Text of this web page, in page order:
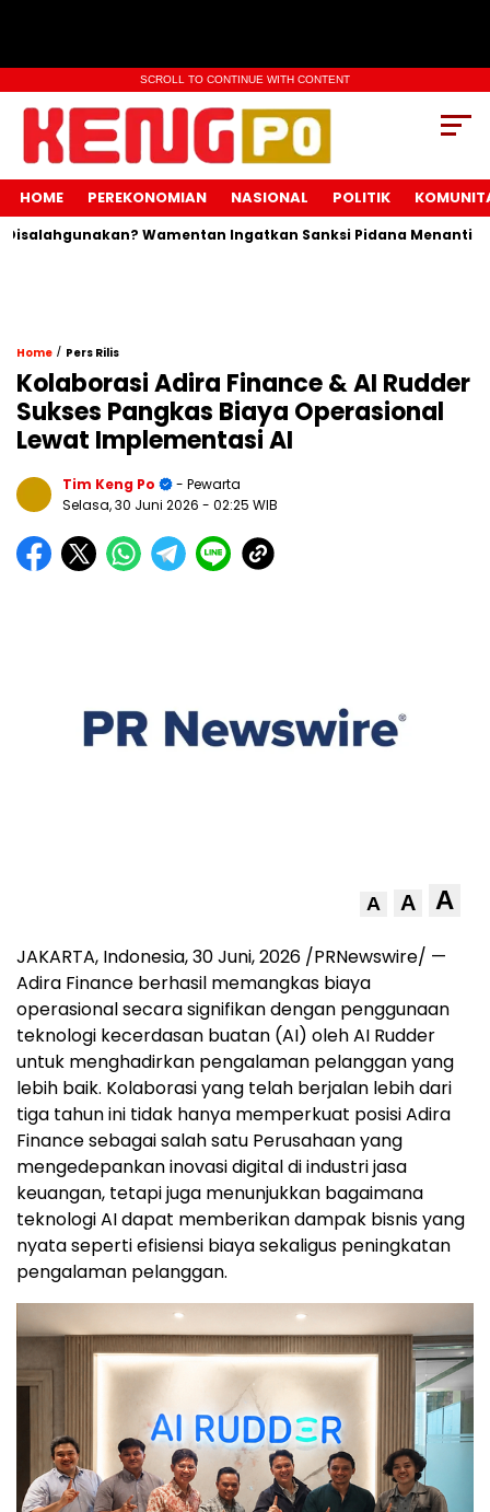
SCROLL TO CONTINUE WITH CONTENT
HOME PEREKONOMIAN NASIONAL POLITIK
Wamentan Ingatkan Sanksi Pidana Menanti
Home / Pers Rilis
Kolaborasi Adira Finance & AI Rudder
Sukses Pangkas Biaya Operasional
Lewat Implementasi AI
Tim Keng Po
- Pewarta
Selasa, 30 Juni 2026 - 02:25 WIB
A A A
JAKARTA, Indonesia,30 Juni, 2026 /PRNewswire/ —
Adira Finance berhasil memangkas biaya
operasional secara signifikan dengan penggunaan
teknologi kecerdasan buatan (AI) oleh AI Rudder
untuk menghadirkan pengalaman pelanggan yang
lebih baik. Kolaborasi yang telah berjalan lebih dari
tiga tahun ini tidak hanya memperkuat posisi Adira
Finance sebagai salah satu Perusahaan yang
mengedepankan inovasi digital di industri jasa
keuangan, tetapi juga menunjukkan bagaimana
teknologi AI dapat memberikan dampak bisnis yang
nyata seperti efisiensi biaya sekaligus peningkatan
pengalaman pelanggan.